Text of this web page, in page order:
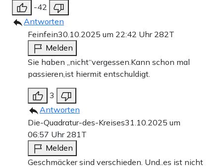
-42
Antworten
Feinfein30.10.2025 um 22:42 Uhr 282T
Melden
Sie haben „nicht“vergessen.Kann schon mal
passieren,ist hiermit entschuldigt.
3
Antworten
Die-Quadratur-des-Kreises31.10.2025 um
06:57 Uhr 281T
Melden
Geschmäcker sind verschieden. Und..es ist nicht